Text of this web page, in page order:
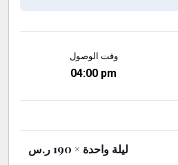
وقت الوصول
04:00 pm
ليلة واحدة × 190 ر.س